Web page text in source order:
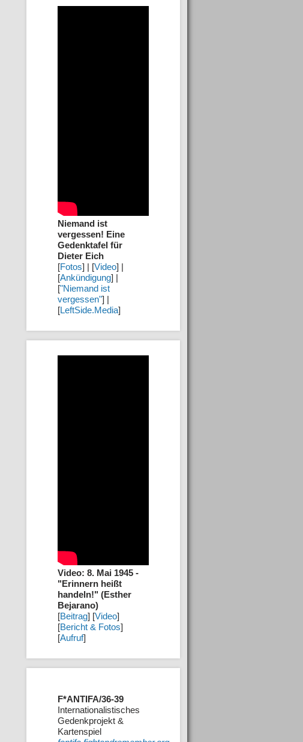
Niemand ist
vergessen! Eine
Gedenktafel für
Dieter Eich
[Fotos] | [Video] |
[Ankündigung] |
["Niemand ist
vergessen"] |
[LeftSide.Media]
Video: 8. Mai 1945 -
"Erinnern heißt
handeln!" (Esther
Bejarano)
[Beitrag] [Video]
[Bericht & Fotos]
[Aufruf]
F*ANTIFA/36-39
Internationalistisches
Gedenkprojekt &
Kartenspiel